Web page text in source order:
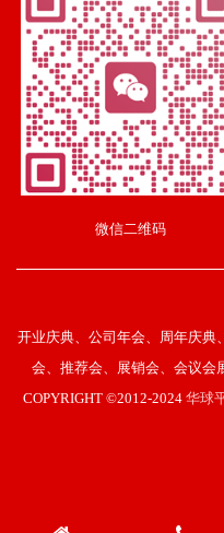
微信二维码
开业庆典、公司年会、周年庆典
会、推荐会、展销会、会议会
COPYRIGHT ©2012-2024 华球